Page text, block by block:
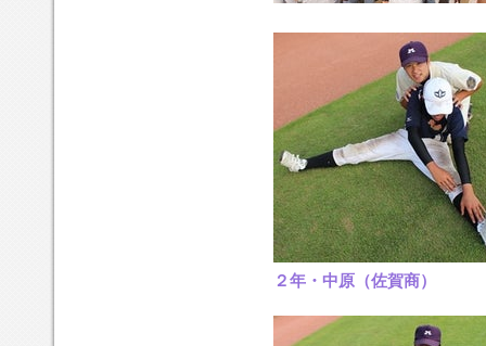
２年・中原（佐賀商）